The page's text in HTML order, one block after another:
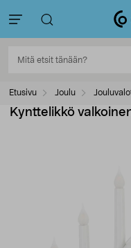
Etusivu Joulu
Kynttelikkö